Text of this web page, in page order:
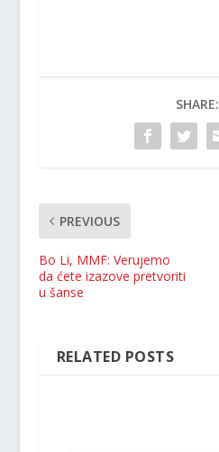
SHARE:
PREVIOUS
Bo Li, MMF: Verujemo
da ćete izazove pretvoriti
u šanse
RELATED POSTS